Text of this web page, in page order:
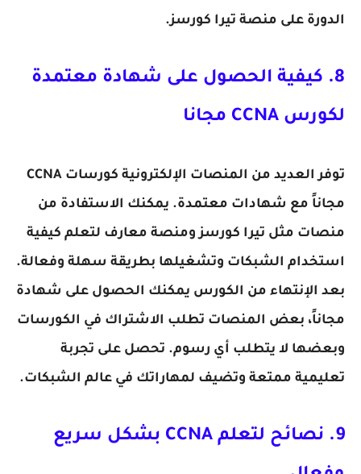
الدورة على منصة تيرا كورسز.
8. كيفية الحصول على شهادة معتمدة
لكورس CCNA مجانا
توفر العديد من المنصات الإلكترونية كورسات CCNA
مجاناً مع شهادات معتمدة. يمكنك الاستفادة من
منصات مثل تيرا كورسز ومنصة معارف لتعلم كيفية
استخدام الشبكات وتشغيلها بطريقة سهلة وفعالة.
بعد الإنتهاء من الكورس يمكنك الحصول على شهادة
مجاناً، بعض المنصات تطلب الاشتراك في الكورسات
وبعضها لا يتطلب أي رسوم. تحصل على تجربة
تعليمية ممتعة وتضيف لمهاراتك في عالم الشبكات.
9. نصائح لتعلم CCNA بشكل سريع